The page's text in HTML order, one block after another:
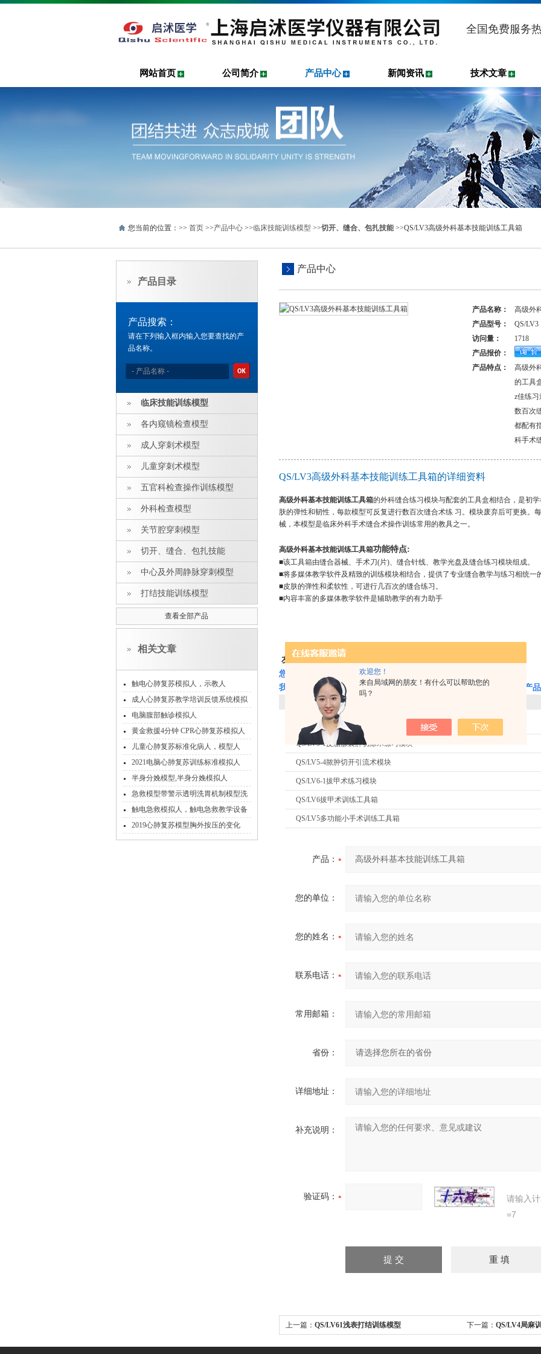
欢迎您！
来自局域网的朋友！有什么可以帮助您的
吗？
全国免费服务热
网站首页 公司简介 产品中心 新闻资讯 技术文章
您当前的位置：>> 首页 >>产品中心 >>临床技能训练模型 >>切开、缝合、包扎技能>>QS/LV3高级外科基本技能训练工具箱
产品中心
产品名称：
高级外
产品型号：
QS/LV3
访问量：
1718
产品报价：
产品特点：
高级外
的工具
z佳练
数百次
都配有
科手术
QS/LV3高级外科基本技能训练工具箱的详细资料
高级外科基本技能训练工具箱的外科缝合练习模块与配套的工具盒相结合，是初
肤的弹性和韧性，每款模型可反复进行数百次缝合术练 习。模块废弃后可更换。
械，本模型是临床外科手术缝合术操作训练常用的教具之一。
高级外科基本技能训练工具箱功能特点:
■该工具箱由缝合器械、手术刀(片)、缝合针线、教学光盘及缝合练习模块组成。
■将多媒体教学软件及精致的训练模块相结合，提供了专业缝合教学与练习相统
■皮肤的弹性和柔软性，可进行几百次的缝合练习。
■内容丰富的多媒体教学软件是辅助教学的有力助手
友情提示：
您只要致电
我们可以帮您推荐符合您要求的高级外科基本技能训练工具箱 相关产品
相关同类产品：
QS/LV61表面血管结扎止血操作模型
QS/LV5-1皮脂腺囊肿切除术练习模块
QS/LV5-4脓肿切开引流术模块
QS/LV6-1拔甲术练习模块
QS/LV6拔甲术训练工具箱
QS/LV5多功能小手术训练工具箱
产品：
您的单位：
您的姓名：
联系电话：
常用邮箱：
省份：
详细地址：
补充说明：
验证码：
请输入
=7
上一篇： QS/LV61浅表打结训练模型 下一篇： QS/LV4局麻
产品目录
产品搜索：
请在下列输入框内输入您要查找的产
品名称。
临床技能训练模型
各内窥镜检查模型
成人穿刺术模型
儿童穿刺术模型
五官科检查操作训练模型
外科检查模型
关节腔穿刺模型
切开、缝合、包扎技能
中心及外周静脉穿刺模型
打结技能训练模型
查看全部产品
相关文章
触电心肺复苏模拟人，示教人
成人心肺复苏教学培训反馈系统模拟
人
电脑腹部触诊模拟人
黄金救援4分钟 CPR心肺复苏模拟人
儿童心肺复苏标准化病人，模型人
2021电脑心肺复苏训练标准模拟人
半身分娩模型,半身分娩模拟人
急救模型带警示透明洗胃机制模型洗
胃模型操作
触电急救模拟人，触电急救教学设备
2019心肺复苏模型胸外按压的变化